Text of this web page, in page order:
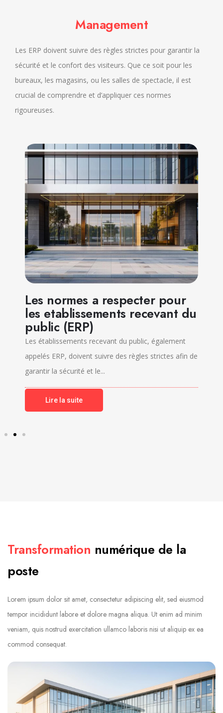
Management
Les ERP doivent suivre des règles strictes pour garantir la
sécurité et le confort des visiteurs. Que ce soit pour les
bureaux, les magasins, ou les salles de spectacle, il est
crucial de comprendre et d’appliquer ces normes
rigoureuses.
Les normes a respecter pour
les etablissements recevant du
public (ERP)
Les établissements recevant du public, également
appelés ERP, doivent suivre des règles strictes afin de
garantir la sécurité et le...
Lire la suite
Transformation numérique de la
poste
Lorem ipsum dolor sit amet, consectetur adipiscing elit, sed eiusmod
tempor incididunt labore et dolore magna aliqua. Ut enim ad minim
veniam, quis nostrud exercitation ullamco laboris nisi ut aliquip ex ea
commod consequat.